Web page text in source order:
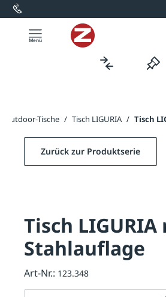
springen
Outdoor-Tische / Tisch LIGURIA / Tisch
Zurück zur Produktserie
Tisch
Stahlauflage
Art-Nr.: 123.348